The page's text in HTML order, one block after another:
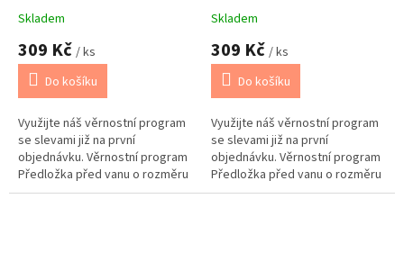
Skladem
309 Kč / ks
Do košíku
Využijte náš věrnostní program
se slevami již na první
objednávku. Věrnostní program
Předložka před vanu o rozměru
60x100cm. Možno barevně
Skladem
309 Kč / ks
Do košíku
Využijte náš věrnostní program
se slevami již na první
objednávku. Věrnostní program
Předložka před vanu o rozměru
60x100cm. Možno barevně